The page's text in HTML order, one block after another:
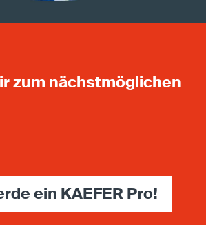
zum nächstmöglichen
ein KAEFER Pro!